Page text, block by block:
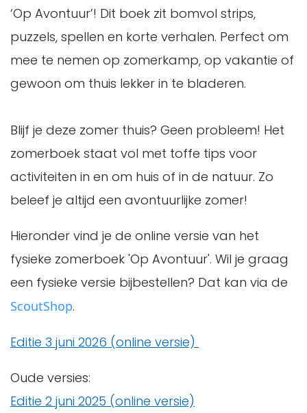
‘Op Avontuur’! Dit boek zit bomvol strips,
puzzels, spellen en korte verhalen. Perfect om
mee te nemen op zomerkamp, op vakantie of
gewoon om thuis lekker in te bladeren.
Blijf je deze zomer thuis? Geen probleem! Het
zomerboek staat vol met toffe tips voor
activiteiten in en om huis of in de natuur. Zo
beleef je altijd een avontuurlijke zomer!
Hieronder vind je de online versie van het
fysieke zomerboek 'Op Avontuur'. Wil je graag
een fysieke versie bijbestellen? Dat kan via de
ScoutShop.
Editie 3 juni 2026 (online versie)
Oude versies:
Editie 2 juni 2025 (online versie)